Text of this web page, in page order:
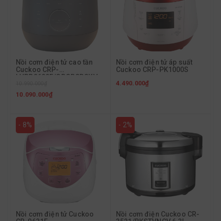
Nồi cơm điện tử cao tần
Cuckoo CRP-
LHBR0600F/GRGRCRCKV
10.090.000₫
Nồi cơm điện tử áp suất
Cuckoo CRP-PK1000S
4.490.000₫
- 8%
Nồi cơm điện tử Cuckoo
- 2%
Nồi cơm điện Cuckoo CR-